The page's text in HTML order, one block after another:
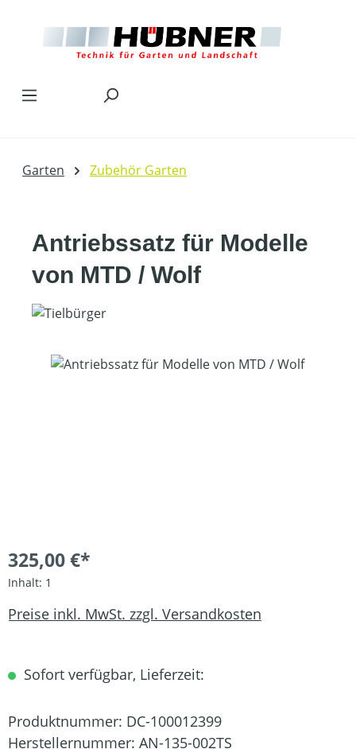
Garten Zubehör Garten
Antriebssatz für Modelle
von MTD / Wolf
Bildergalerie überspringen
325,00 €*
Inhalt: 1
Preise inkl. MwSt. zzgl. Versandkosten
Sofort verfügbar, Lieferzeit:
Produktnummer: DC-100012399
Herstellernummer: AN-135-002TS